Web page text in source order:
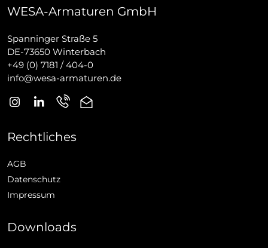
WESA-Armaturen GmbH
Spanninger Straße 5
DE-73650 Winterbach
+49 (0) 7181 / 404-0
info@wesa-armaturen.de
Rechtliches
AGB
Datenschutz
Impressum
Downloads